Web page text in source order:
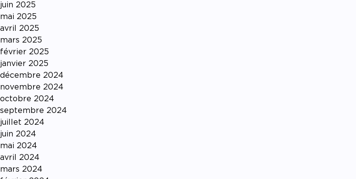
juin 2025
mai 2025
avril 2025
mars 2025
février 2025
janvier 2025
décembre 2024
novembre 2024
octobre 2024
septembre 2024
juillet 2024
juin 2024
mai 2024
avril 2024
mars 2024